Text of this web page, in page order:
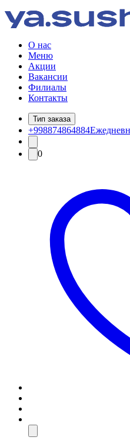
О нас
Меню
Акции
Вакансии
Филиалы
Контакты
Тип заказа
+998874864884
0